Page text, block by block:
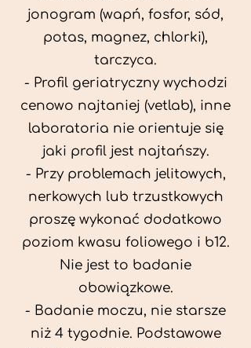
jonogram (wapń, fosfor, sód,
potas, magnez, chlorki),
tarczyca.
- Profil geriatryczny wychodzi
cenowo najtaniej (vetlab), inne
laboratoria nie orientuje się
jaki profil jest najtańszy.
- Przy problemach jelitowych,
nerkowych lub trzustkowych
proszę wykonać dodatkowo
poziom kwasu foliowego i b12.
Nie jest to badanie
obowiązkowe.
- Badanie moczu, nie starsze
niż 4 tygodnie. Podstawowe